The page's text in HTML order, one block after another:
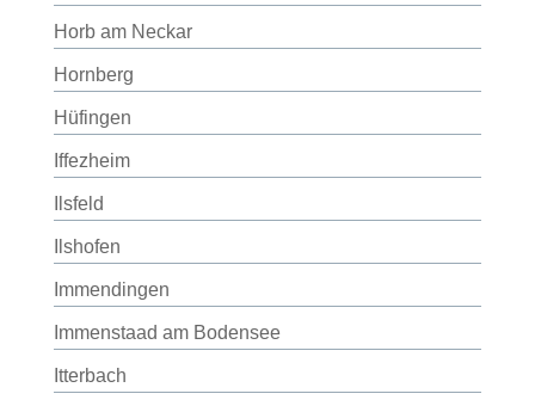
Horb am Neckar
Hornberg
Hüfingen
Iffezheim
Ilsfeld
Ilshofen
Immendingen
Immenstaad am Bodensee
Itterbach